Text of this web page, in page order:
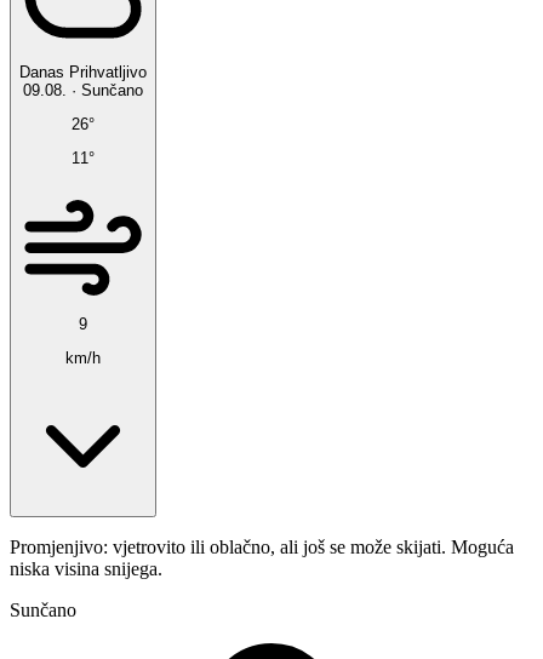
Danas Prihvatljivo
09.08. · Sunčano
26°
11°
9
km/h
Promjenjivo: vjetrovito ili oblačno, ali još se može skijati. Moguća
niska visina snijega.
Sunčano